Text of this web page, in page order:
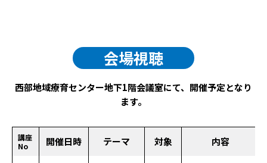
日
会場視聴
西部地域療育センター地下1階会議室にて、開催予定となり
ます。
講座
No
開催日時 テーマ 対象 内容